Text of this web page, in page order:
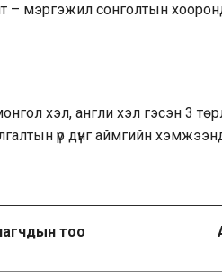
– мэргэжил сонголтын
хэл, англи хэл гэсэн 3
үр дүнг аймгийн
тоо